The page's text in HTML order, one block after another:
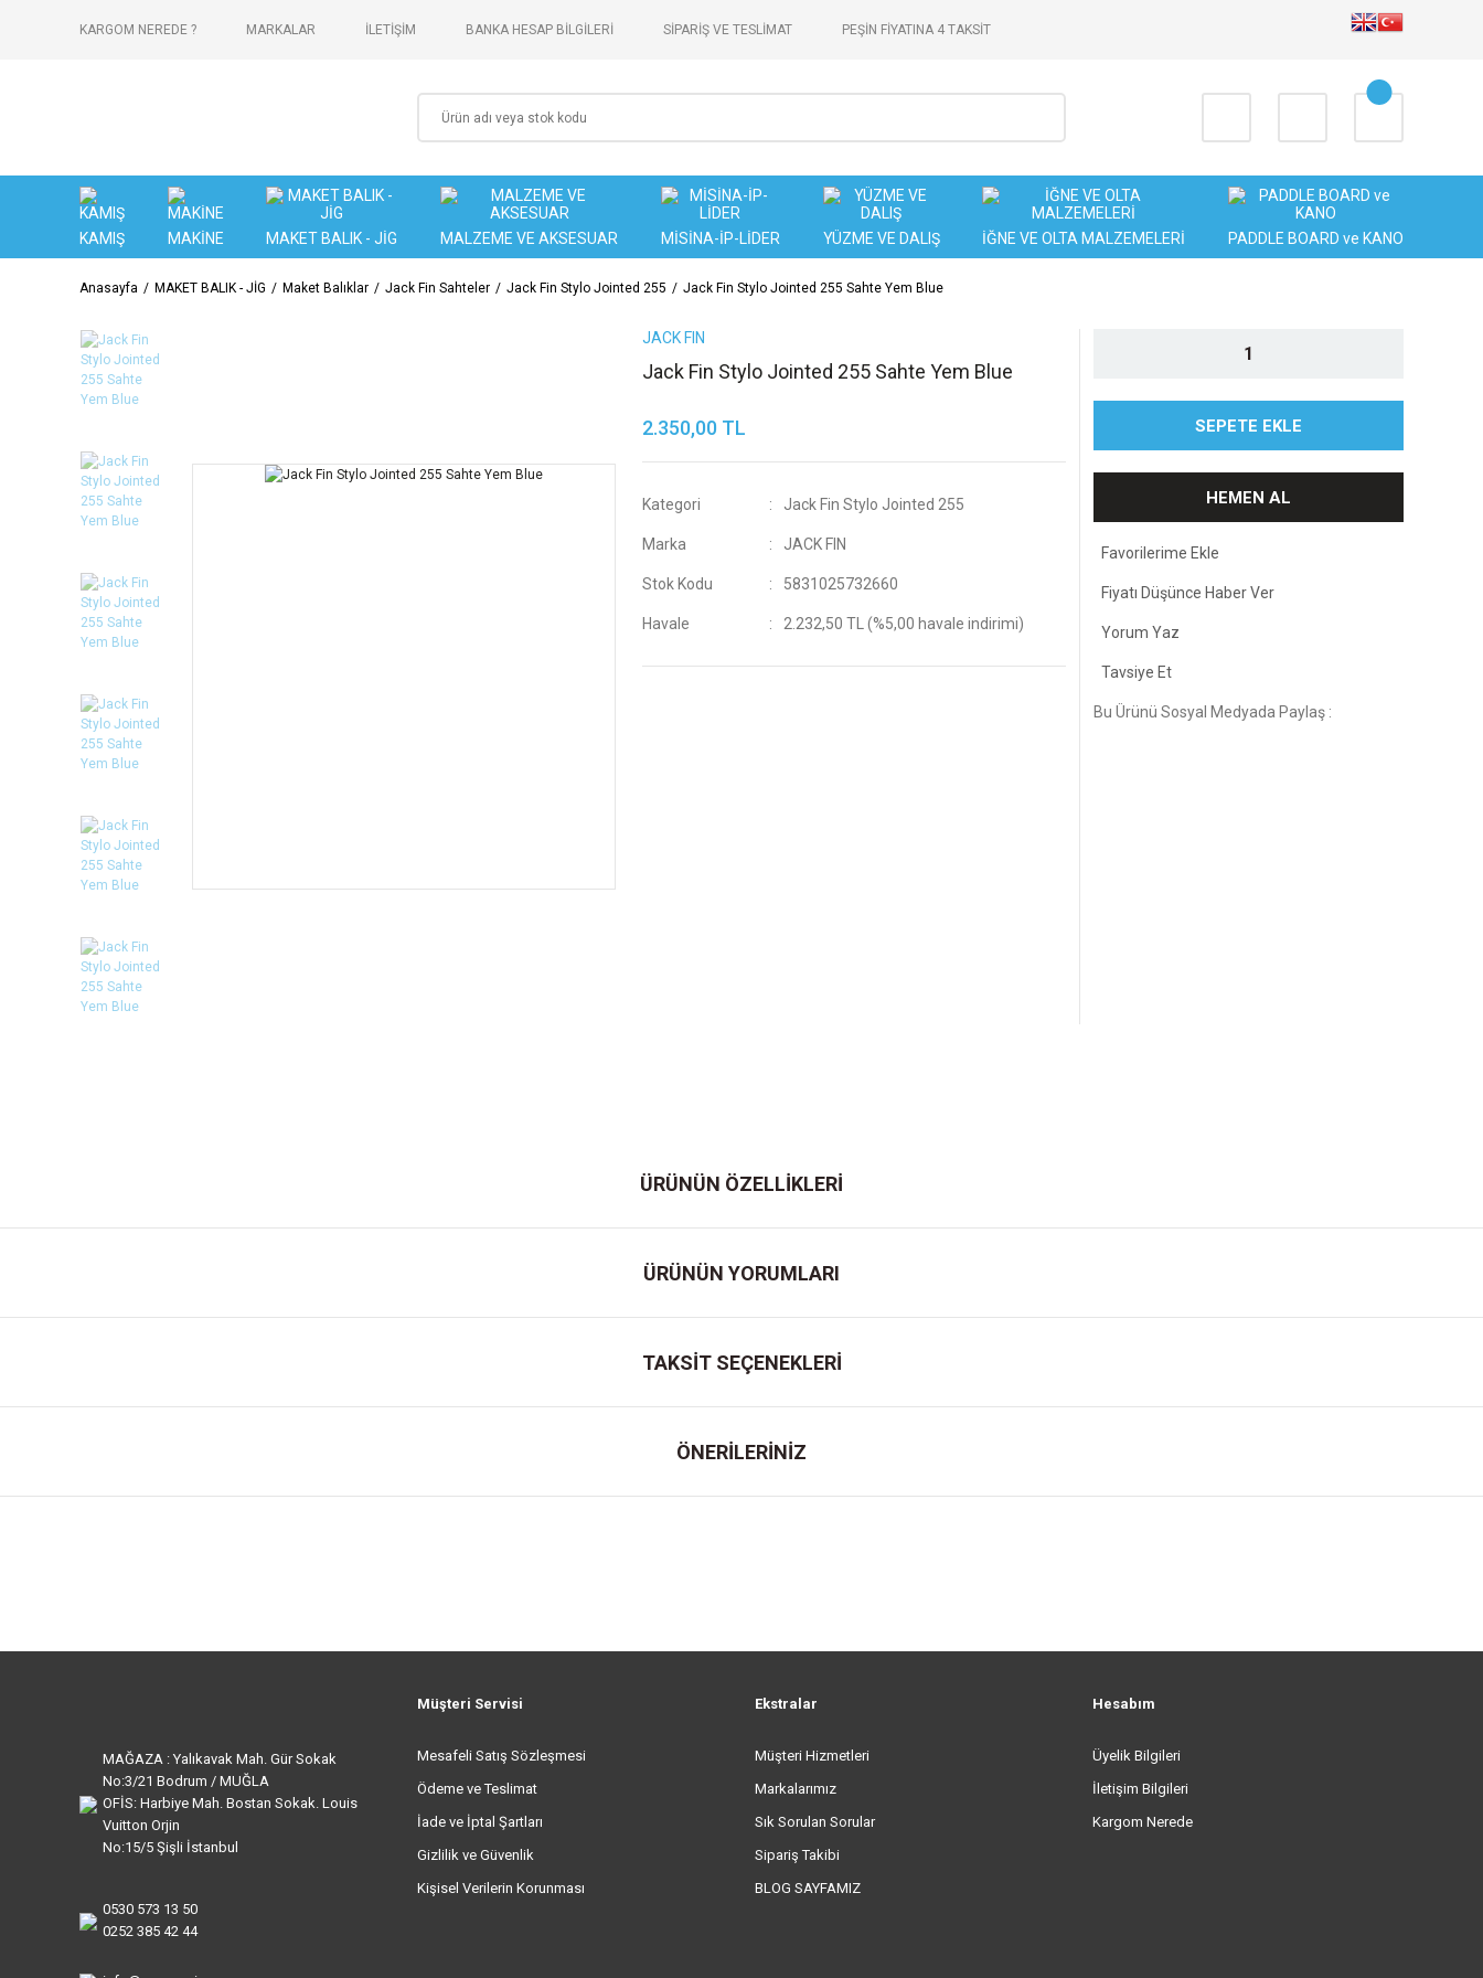
KARGOM NEREDE ? MARKALAR İLETİŞİM BANKA HESAP BİLGİLERİ SİPARİŞ VE TESLİMAT PEŞİN FİYATINA 4 TAKSİT
KAMIŞ MAKİNE MAKET BALIK - JİG MALZEME VE AKSESUAR MİSİNA-İP-LİDER YÜZME VE DALIŞ İĞNE VE OLTA MALZEMELERİ PADDLE BOARD ve KANO
Anasayfa MAKET BALIK - JİG Maket Balıklar Jack Fin Sahteler Jack Fin Stylo Jointed 255 Jack Fin Stylo Jointed 255 Sahte Yem Blue
JACK FIN
Jack Fin Stylo Jointed 255 Sahte Yem Blue
2.350,00 TL
Kategori Jack Fin Stylo Jointed 255
Marka JACK FIN
Stok Kodu 5831025732660
Havale 2.232,50 TL (%5,00 havale indirimi)
SEPETE EKLE
HEMEN AL
Fiyatı Düşünce Haber Ver
Yorum Yaz
Tavsiye Et
Bu Ürünü Sosyal Medyada Paylaş :
ÜRÜNÜN ÖZELLİKLERİ
ÜRÜNÜN YORUMLARI
TAKSİT SEÇENEKLERİ
ÖNERİLERİNİZ
MAĞAZA : Yalıkavak Mah. Gür Sokak
No:3/21 Bodrum / MUĞLA
OFİS: Harbiye Mah. Bostan Sokak. Louis
Vuitton Orjin
No:15/5 Şişli İstanbul
0530 573 13 50
0252 385 42 44
Müşteri Servisi
Mesafeli Satış Sözleşmesi
Ödeme ve Teslimat
İade ve İptal Şartları
Gizlilik ve Güvenlik
Kişisel Verilerin Korunması
Ekstralar
Müşteri Hizmetleri
Markalarımız
Sık Sorulan Sorular
Sipariş Takibi
BLOG SAYFAMIZ
Hesabım
Üyelik Bilgileri
İletişim Bilgileri
Kargom Nerede